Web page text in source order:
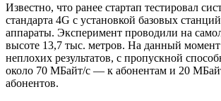
Известно, что ранее стартап тестировал
стандарта 4G с установкой базовых
аппараты. Эксперимент проводили на
высоте 13,7 тыс. метров. На данный момент
неплохих результатов, с пропускной
около 70 МБайт/с — к абонентам и 20
абонентов.